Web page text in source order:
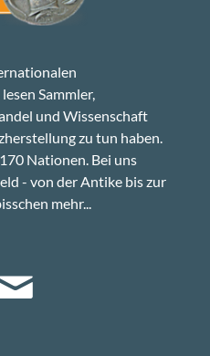
Sammler,
und Wissenschaft
zu tun haben.
Nationen. Bei uns
- von der Antike bis zur
mehr...